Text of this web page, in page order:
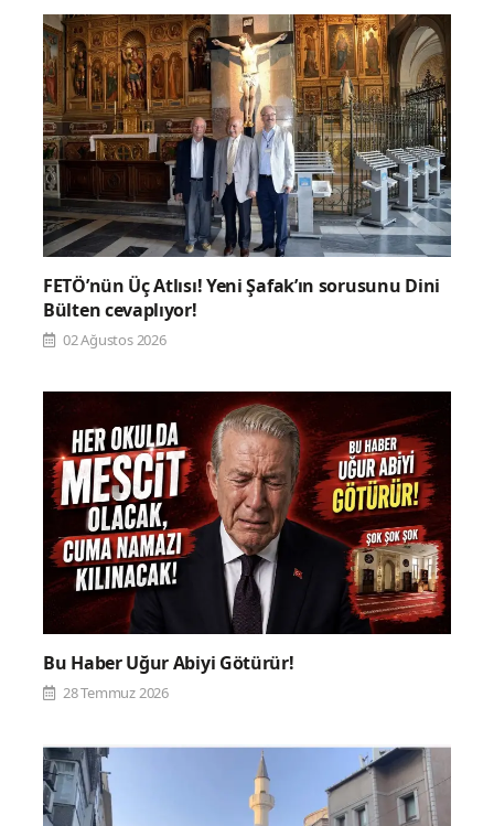
FETÖ’nün Üç Atlısı! Yeni Şafak’ın sorusunu Dini
Bülten cevaplıyor!
02 Ağustos 2026
Bu Haber Uğur Abiyi Götürür!
28 Temmuz 2026